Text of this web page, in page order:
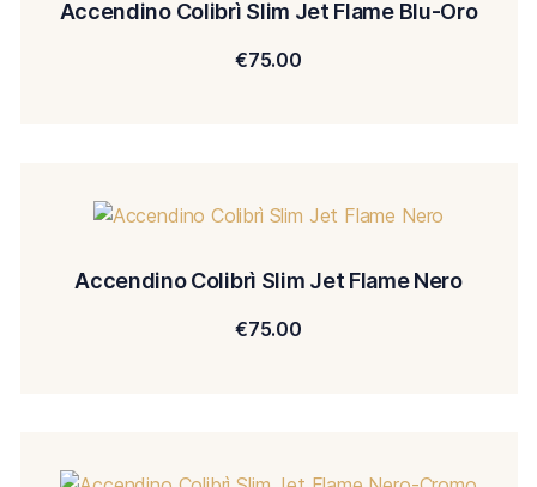
Accendino Colibrì Slim Jet Flame Blu-Oro
€75.00
Accendino Colibrì Slim Jet Flame Nero
€75.00